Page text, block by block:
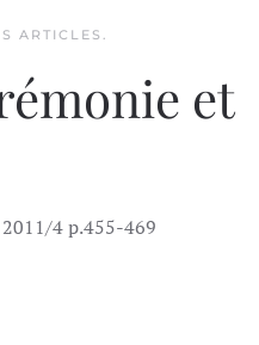
ARTICLES .
et
4 p.455-469